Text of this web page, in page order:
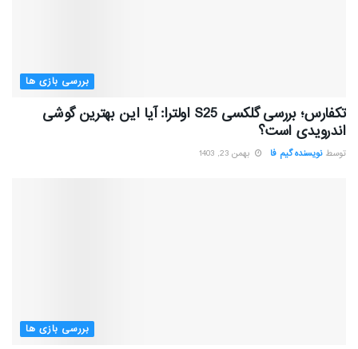
بررسی بازی ها
تکفارس؛ بررسی گلکسی S25 اولترا: آیا این بهترین گوشی
اندرویدی است؟
توسط نویسنده گیم فا بهمن 23, 1403
بررسی بازی ها